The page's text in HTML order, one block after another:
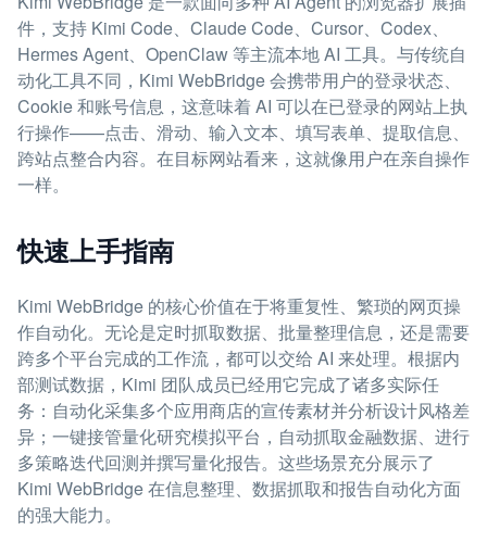
件，支持 Kimi Code、Claude Code、Cursor、Codex、
Hermes Agent、OpenClaw 等主流本地 AI 工具。与传统自
动化工具不同，Kimi WebBridge 会携带用户的登录状态、
Cookie 和账号信息，这意味着 AI 可以在已登录的网站上执
行操作——点击、滑动、输入文本、填写表单、提取信息、
跨站点整合内容。在目标网站看来，这就像用户在亲自操作
一样。
快速上手指南
Kimi WebBridge 的核心价值在于将重复性、繁琐的网页操
作自动化。无论是定时抓取数据、批量整理信息，还是需要
跨多个平台完成的工作流，都可以交给 AI 来处理。根据内
部测试数据，Kimi 团队成员已经用它完成了诸多实际任
务：自动化采集多个应用商店的宣传素材并分析设计风格差
异；一键接管量化研究模拟平台，自动抓取金融数据、进行
多策略迭代回测并撰写量化报告。这些场景充分展示了
Kimi WebBridge 在信息整理、数据抓取和报告自动化方面
的强大能力。